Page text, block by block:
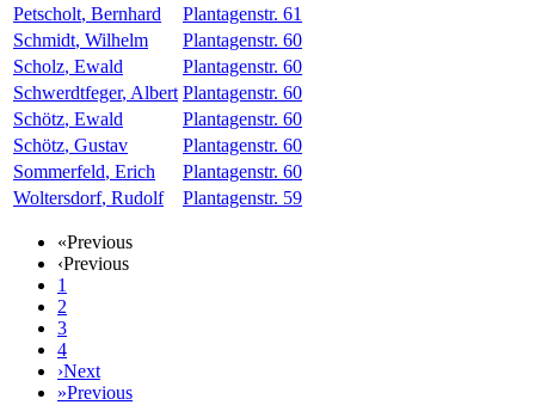
Petscholt, Bernhard
Plantagenstr. 61
Schmidt, Wilhelm
Plantagenstr. 60
Scholz, Ewald
Plantagenstr. 60
Schwerdtfeger, Albert Plantagenstr. 60
Schötz, Ewald
Plantagenstr. 60
Schötz, Gustav
Plantagenstr. 60
Sommerfeld, Erich
Plantagenstr. 60
Woltersdorf, Rudolf Plantagenstr. 59
«Previous
‹Previous
1
2
3
4
›Next
»Previous